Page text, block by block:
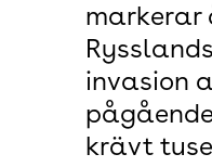
markerar
invasion
krävt